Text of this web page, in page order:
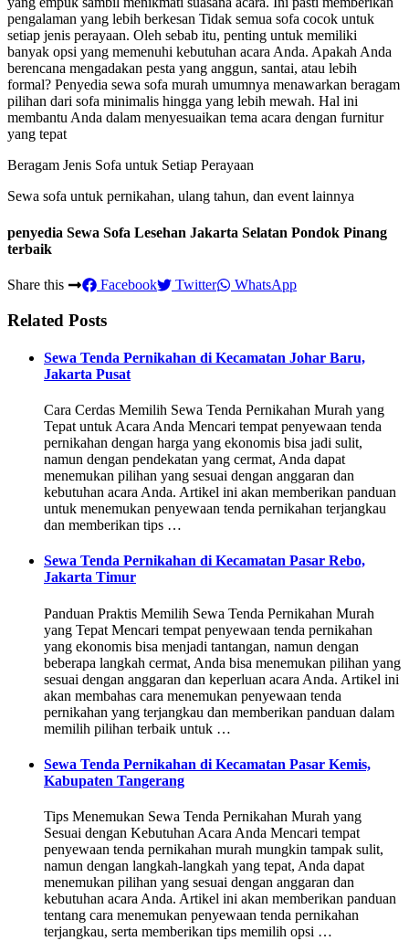
pengalaman yang lebih berkesan Tidak semua sofa cocok untuk
setiap jenis perayaan. Oleh sebab itu, penting untuk memiliki
banyak opsi yang memenuhi kebutuhan acara Anda. Apakah Anda
berencana mengadakan pesta yang anggun, santai, atau lebih
formal? Penyedia sewa sofa murah umumnya menawarkan beragam
pilihan dari sofa minimalis hingga yang lebih mewah. Hal ini
membantu Anda dalam menyesuaikan tema acara dengan furnitur
yang tepat
Beragam Jenis Sofa untuk Setiap Perayaan
Sewa sofa untuk pernikahan, ulang tahun, dan event lainnya
penyedia Sewa Sofa Lesehan Jakarta Selatan Pondok Pinang
terbaik
Share this Facebook Twitter WhatsApp
Related Posts
Sewa Tenda Pernikahan di Kecamatan Johar Baru,
Jakarta Pusat
Cara Cerdas Memilih Sewa Tenda Pernikahan Murah yang
Tepat untuk Acara Anda Mencari tempat penyewaan tenda
pernikahan dengan harga yang ekonomis bisa jadi sulit,
namun dengan pendekatan yang cermat, Anda dapat
menemukan pilihan yang sesuai dengan anggaran dan
kebutuhan acara Anda. Artikel ini akan memberikan panduan
untuk menemukan penyewaan tenda pernikahan terjangkau
dan memberikan tips …
Sewa Tenda Pernikahan di Kecamatan Pasar Rebo,
Jakarta Timur
Panduan Praktis Memilih Sewa Tenda Pernikahan Murah
yang Tepat Mencari tempat penyewaan tenda pernikahan
yang ekonomis bisa menjadi tantangan, namun dengan
beberapa langkah cermat, Anda bisa menemukan pilihan yang
sesuai dengan anggaran dan keperluan acara Anda. Artikel ini
akan membahas cara menemukan penyewaan tenda
pernikahan yang terjangkau dan memberikan panduan dalam
memilih pilihan terbaik untuk …
Sewa Tenda Pernikahan di Kecamatan Pasar Kemis,
Kabupaten Tangerang
Tips Menemukan Sewa Tenda Pernikahan Murah yang
Sesuai dengan Kebutuhan Acara Anda Mencari tempat
penyewaan tenda pernikahan murah mungkin tampak sulit,
namun dengan langkah-langkah yang tepat, Anda dapat
menemukan pilihan yang sesuai dengan anggaran dan
kebutuhan acara Anda. Artikel ini akan memberikan panduan
tentang cara menemukan penyewaan tenda pernikahan
terjangkau, serta memberikan tips memilih opsi …